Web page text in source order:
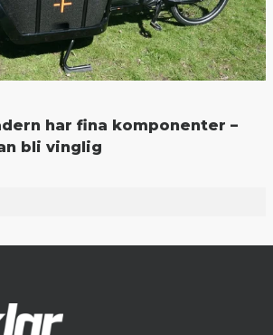
har fina komponenter –
bli vinglig